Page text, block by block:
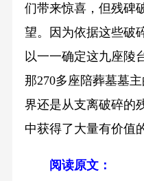
们带来惊喜，但残碑
望。因为依据这些破
以一一确定这九座陵
那270多座陪葬墓墓
界还是从支离破碎的
中获得了大量有价值
阅读原文：